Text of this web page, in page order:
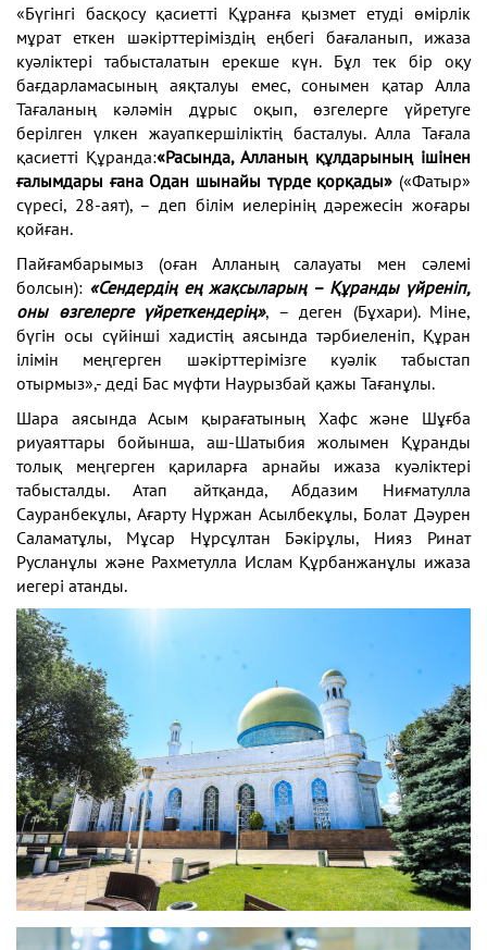
«Бүгінгі басқосу қасиетті Құранға қызмет етуді өмірлік
мұрат еткен шәкірттеріміздің еңбегі бағаланып, ижаза
куәліктері табысталатын ерекше күн. Бұл тек бір оқу
бағдарламасының аяқталуы емес, сонымен қатар Алла
Тағаланың кәләмін дұрыс оқып, өзгелерге үйретуге
берілген үлкен жауапкершіліктің басталуы. Алла Тағала
қасиетті Құранда:«Расында, Алланың құлдарының ішінен
ғалымдары ғана Одан шынайы түрде қорқады» («Фатыр»
сүресі, 28-аят), – деп білім иелерінің дәрежесін жоғары
қойған.
Пайғамбарымыз (оған Алланың салауаты мен сәлемі
болсын): «Сендердің ең жақсыларың – Құранды үйреніп,
оны өзгелерге үйреткендерің», – деген (Бұхари). Міне,
бүгін осы сүйінші хадистің аясында тәрбиеленіп, Құран
ілімін меңгерген шәкірттерімізге куәлік табыстап
отырмыз»,- деді Бас мүфти Наурызбай қажы Тағанұлы.
Шара аясында Асым қырағатының Хафс және Шұғба
риуаяттары бойынша, аш-Шатыбия жолымен Құранды
толық меңгерген қариларға арнайы ижаза куәліктері
табысталды. Атап айтқанда, Абдазим Ниғматулла
Сауранбекұлы, Ағарту Нұржан Асылбекұлы, Болат Дәурен
Саламатұлы, Мұсар Нұрсұлтан Бәкірұлы, Нияз Ринат
Русланұлы және Рахметулла Ислам Құрбанжанұлы ижаза
иегері атанды.